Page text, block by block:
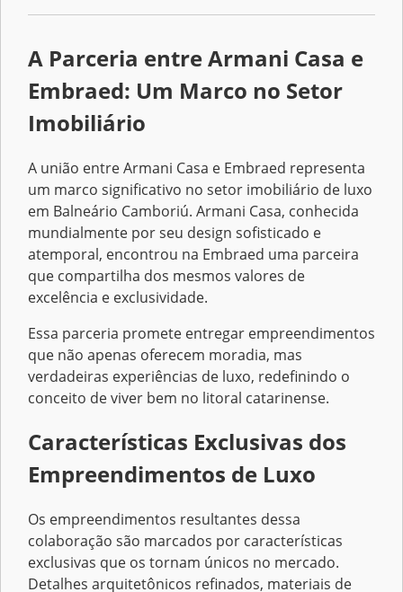
A Parceria entre Armani Casa e
Embraed: Um Marco no Setor
Imobiliário
A união entre Armani Casa e Embraed representa
um marco significativo no setor imobiliário de luxo
em Balneário Camboriú. Armani Casa, conhecida
mundialmente por seu design sofisticado e
atemporal, encontrou na Embraed uma parceira
que compartilha dos mesmos valores de
excelência e exclusividade.
Essa parceria promete entregar empreendimentos
que não apenas oferecem moradia, mas
verdadeiras experiências de luxo, redefinindo o
conceito de viver bem no litoral catarinense.
Características Exclusivas dos
Empreendimentos de Luxo
Os empreendimentos resultantes dessa
colaboração são marcados por características
exclusivas que os tornam únicos no mercado.
Detalhes arquitetônicos refinados, materiais de